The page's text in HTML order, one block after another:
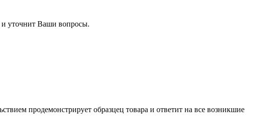
и уточнит Ваши вопросы.
продемонстрирует образцец товара и ответит на все возникшие